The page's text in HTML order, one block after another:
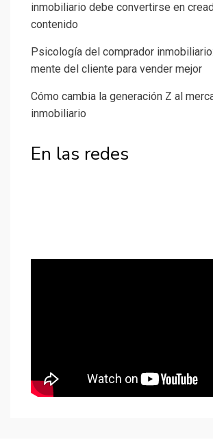
inmobiliario debe convertirse en
contenido
Psicología del comprador
mente del cliente para vender mejor
Cómo cambia la generación Z al
inmobiliario
En las redes